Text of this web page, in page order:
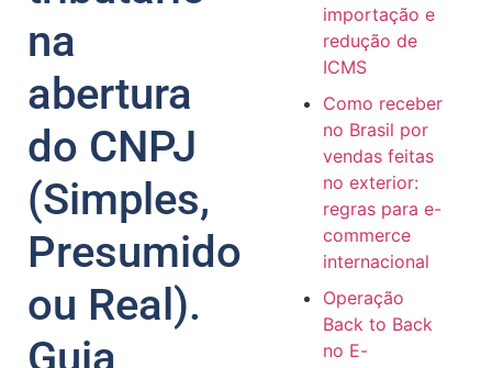
na
abertura
do CNPJ
(Simples,
Presumido
ou Real).
Guia
importação e
redução de
ICMS
Como receber
no Brasil por
vendas feitas
no exterior:
regras para e-
commerce
internacional
Operação
Back to Back
no E-